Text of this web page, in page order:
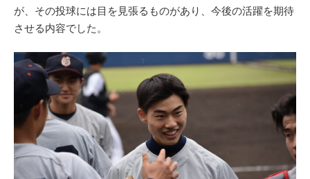
が、その投球には目を見張るものがあり、今後の活躍を期待
させる内容でした。